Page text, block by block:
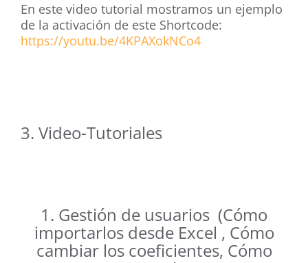
En este video tutorial mostramos un ejemplo
de la activación de este Shortcode:
https://youtu.be/4KPAXokNCo4
3. Video-Tutoriales
1. Gestión de usuarios (Cómo
importarlos desde Excel , Cómo
cambiar los coeficientes, Cómo